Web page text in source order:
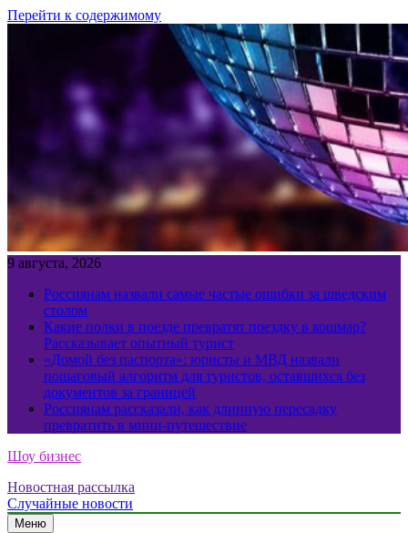
Перейти к содержимому
9 августа, 2026
Россиянам назвали самые частые ошибки за шведским
столом
Какие полки в поезде превратят поездку в кошмар?
Рассказывает опытный турист
«Домой без паспорта»: юристы и МВД назвали
пошаговый алгоритм для туристов, оставшихся без
документов за границей
Россиянам рассказали, как длинную пересадку
превратить в мини-путешествие
Шоу бизнес
Новостная рассылка
Случайные новости
Меню